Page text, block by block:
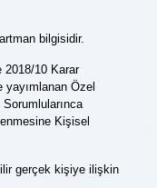
bilgisidir.
2018/10 Karar
yayımlanan Özel
Kişisel
gerçek kişiye ilişkin